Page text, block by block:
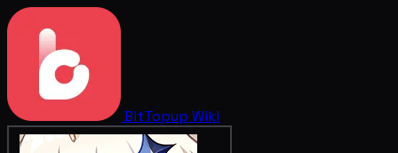
BitTopup Wiki